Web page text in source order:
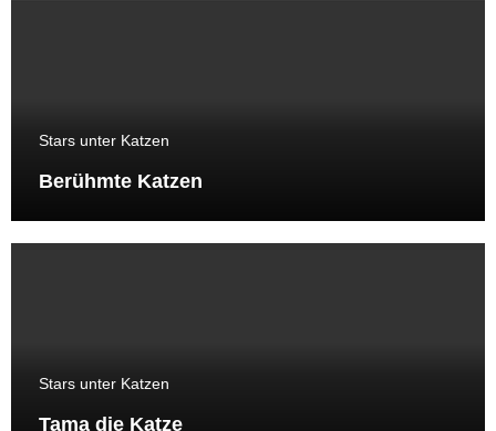
Stars unter Katzen
Berühmte Katzen
Stars unter Katzen
Tama die Katze